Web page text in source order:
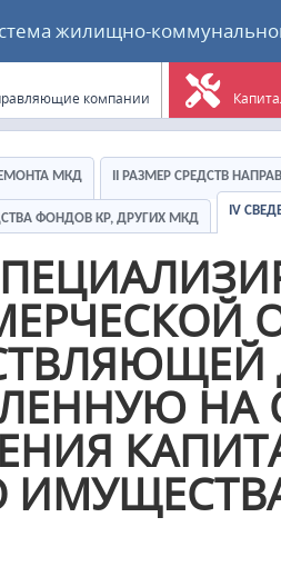
жилищно-
компании
МКД II РАЗМЕР СРЕДСТВ
ФОНДОВ КР, ДРУГИХ МКД
IV
НА